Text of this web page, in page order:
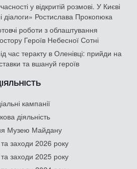
у відкритій розмові. У Києві
діалоги» Ростислава Прокопюка
роботи з облаштування
Героїв Небесної Сотні
час теракту в Оленівці: прийди на
та вшануй героїв
кампанії
діяльність
Музею Майдану
заходи 2026 року
заходи 2025 року